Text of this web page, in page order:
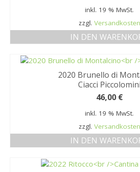
inkl. 19 % MwSt.
zzgl. Versandkosten
IN DEN
2020 Brunello di
Ciacci Piccolomini
46,00 €
inkl. 19 % MwSt.
zzgl. Versandkosten
IN DEN